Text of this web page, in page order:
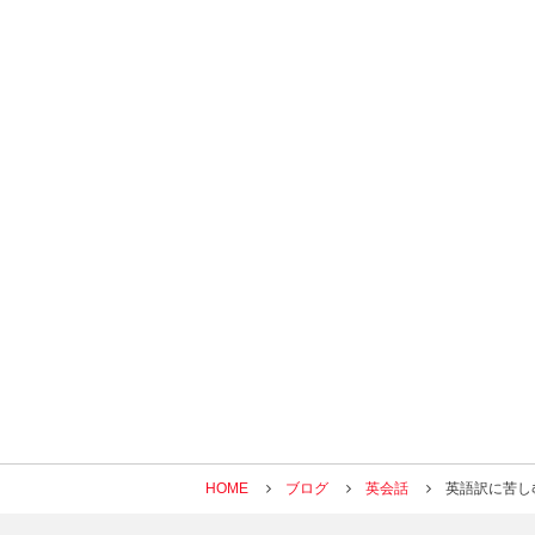
HOME ブログ 英会話 英語訳に苦し